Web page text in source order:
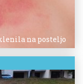
na posteljo